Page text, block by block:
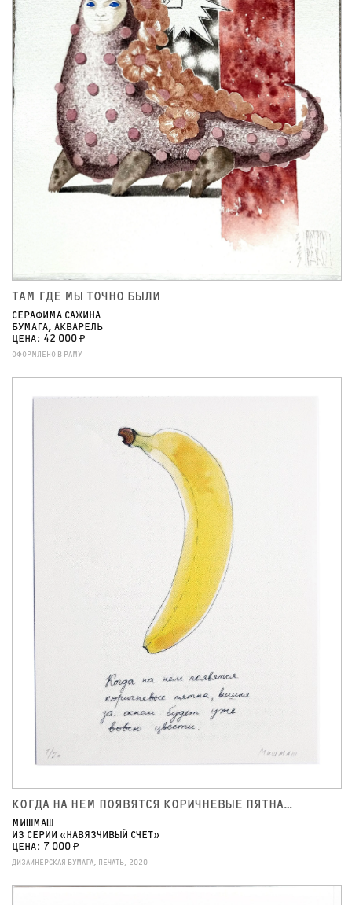
ТАМ ГДЕ МЫ ТОЧНО БЫЛИ
СЕРАФИМА САЖИНА
БУМАГА, АКВАРЕЛЬ
ЦЕНА: 42 000 ₽
ОФОРМЛЕНО В РАМУ
КОГДА НА НЕМ ПОЯВЯТСЯ КОРИЧНЕВЫЕ ПЯТНА…
МИШМАШ
ИЗ СЕРИИ «НАВЯЗЧИВЫЙ СЧЕТ»
ЦЕНА: 7 000 ₽
ДИЗАЙНЕРСКАЯ БУМАГА, ПЕЧАТЬ, 2020